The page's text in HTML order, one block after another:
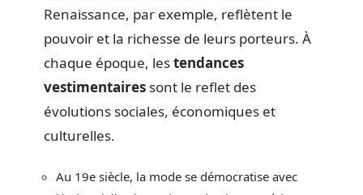
Renaissance, par exemple, reflètent le
pouvoir et la richesse de leurs porteurs. À
chaque époque, lestendances
vestimentaires sont le reflet des
évolutions sociales, économiques et
culturelles.
Au 19e siècle, la mode se démocratise avec